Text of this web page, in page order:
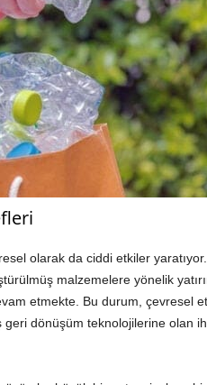
olarak da ciddi etkiler
malzemelere yönelik
etmekte. Bu durum, çevresel
dönüşüm teknolojilerine olan